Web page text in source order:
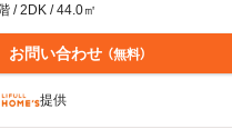
/ 2DK / 44.0㎡
お問い合わせ （無料）
提供